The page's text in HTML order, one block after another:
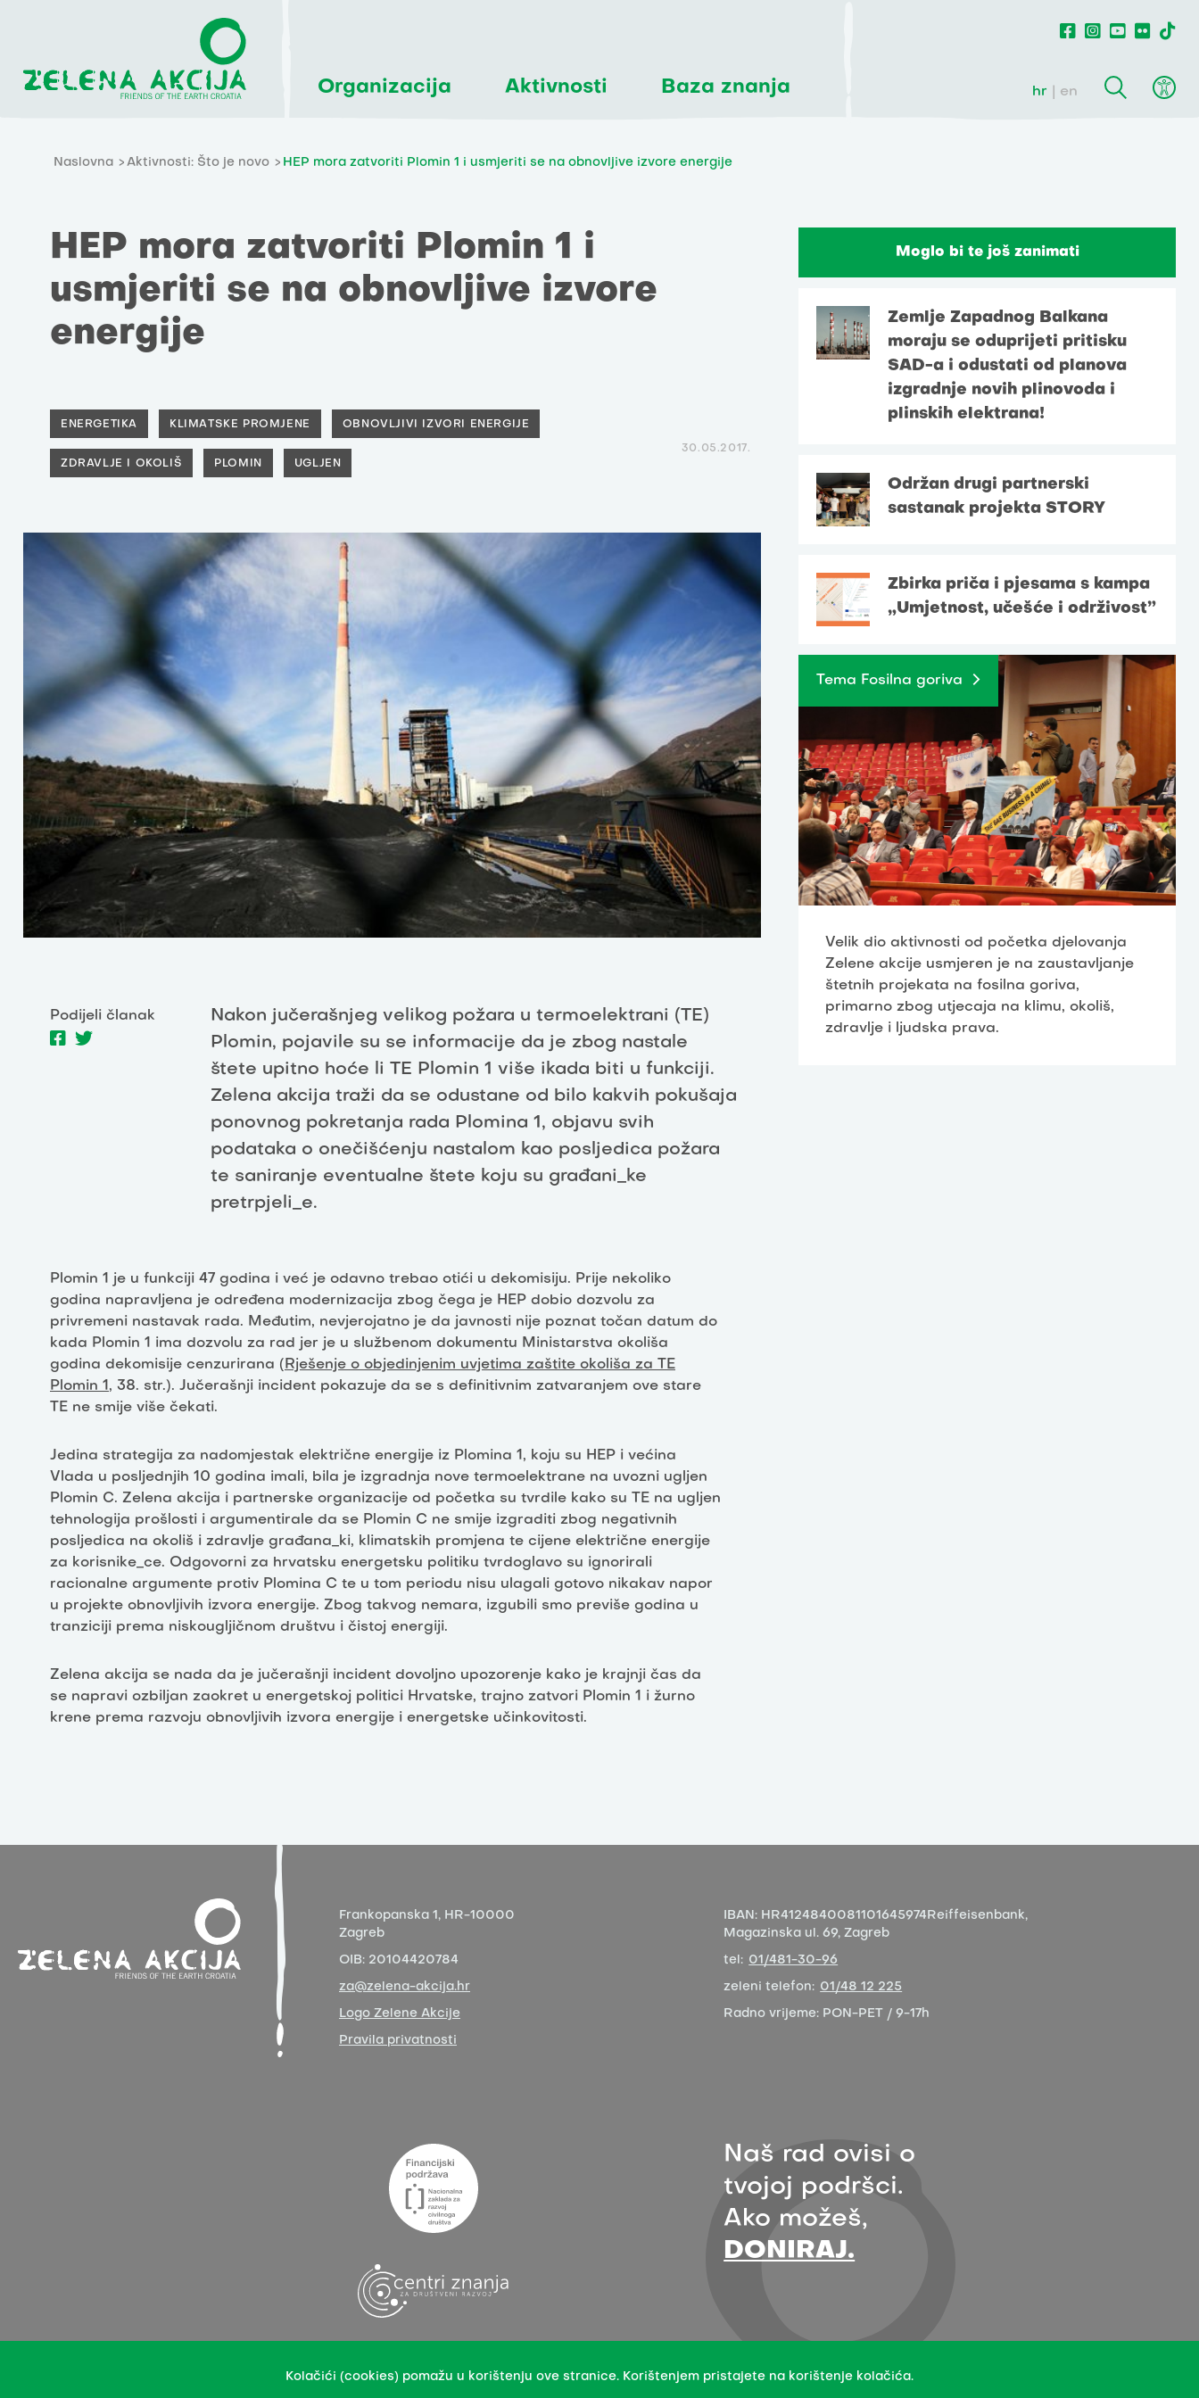
Organizacija Aktivnosti Baza znanja hr en
Naslovna Aktivnosti: Što je novo HEP mora zatvoriti Plomin 1 i usmjeriti se na obnovljive izvore energije
HEP mora zatvoriti Plomin 1 i
usmjeriti se na obnovljive izvore
energije
ENERGETIKA KLIMATSKE PROMJENE OBNOVLJIVI IZVORI ENERGIJE
ZDRAVLJE I OKOLIŠ PLOMIN UGLJEN
30.05.2017.
Podijeli članak
Nakon jučerašnjeg velikog požara u termoelektrani (TE)
Plomin, pojavile su se informacije da je zbog nastale
štete upitno hoće li TE Plomin 1 više ikada biti u funkciji.
Zelena akcija traži da se odustane od bilo kakvih pokušaja
ponovnog pokretanja rada Plomina 1, objavu svih
podataka o onečišćenju nastalom kao posljedica požara
te saniranje eventualne štete koju su građani_ke
pretrpjeli_e.
Plomin 1 je u funkciji 47 godina i već je odavno trebao otići u dekomisiju. Prije nekoliko
godina napravljena je određena modernizacija zbog čega je HEP dobio dozvolu za
privremeni nastavak rada. Međutim, nevjerojatno je da javnosti nije poznat točan datum do
kada Plomin 1 ima dozvolu za rad jer je u službenom dokumentu Ministarstva okoliša
godina dekomisije cenzurirana (Rješenje o objedinjenim uvjetima zaštite okoliša za TE
Plomin 1, 38. str.). Jučerašnji incident pokazuje da se s definitivnim zatvaranjem ove stare
TE ne smije više čekati.
Jedina strategija za nadomjestak električne energije iz Plomina 1, koju su HEP i većina
Vlada u posljednjih 10 godina imali, bila je izgradnja nove termoelektrane na uvozni ugljen
Plomin C. Zelena akcija i partnerske organizacije od početka su tvrdile kako su TE na ugljen
tehnologija prošlosti i argumentirale da se Plomin C ne smije izgraditi zbog negativnih
posljedica na okoliš i zdravlje građana_ki, klimatskih promjena te cijene električne energije
za korisnike_ce. Odgovorni za hrvatsku energetsku politiku tvrdoglavo su ignorirali
racionalne argumente protiv Plomina C te u tom periodu nisu ulagali gotovo nikakav napor
u projekte obnovljivih izvora energije. Zbog takvog nemara, izgubili smo previše godina u
tranziciji prema niskougljičnom društvu i čistoj energiji.
Zelena akcija se nada da je jučerašnji incident dovoljno upozorenje kako je krajnji čas da
se napravi ozbiljan zaokret u energetskoj politici Hrvatske, trajno zatvori Plomin 1 i žurno
krene prema razvoju obnovljivih izvora energije i energetske učinkovitosti.
Moglo bi te još zanimati
Zemlje Zapadnog Balkana
moraju se oduprijeti pritisku
SAD-a i odustati od planova
izgradnje novih plinovoda i
plinskih elektrana!
Održan drugi partnerski
sastanak projekta STORY
Zbirka priča i pjesama s kampa
„Umjetnost, učešće i održivost”
Tema Fosilna goriva
Velik dio aktivnosti od početka djelovanja
Zelene akcije usmjeren je na zaustavljanje
štetnih projekata na fosilna goriva,
primarno zbog utjecaja na klimu, okoliš,
zdravlje i ljudska prava.
Frankopanska 1, HR-10000
Zagreb
OIB: 20104420784
za@zelena-akcija.hr
Logo Zelene Akcije
Pravila privatnosti
IBAN: HR4124840081101645974 Reiffeisenbank,
Magazinska ul. 69, Zagreb
tel: 01/481-30-96
zeleni telefon: 01/48 12 225
Radno vrijeme: PON-PET / 9-17h
Naš rad ovisi o
tvojoj podršci.
Ako možeš,
DONIRAJ.
Naše sadržaje možete prenositi u integralnoj ili prerađenoj verziji uz navođenje organizacije Zelena akcija - pod uvjetima licence Creative Commons Imenovanje 4.0 međunarodna.
Ovo dopuštenje se ne odnosi na stock fotografije i embedane sadržaje drugih stvaratelja.
Kolačići (cookies) pomažu u korištenju ove stranice. Korištenjem pristajete na korištenje kolačića.